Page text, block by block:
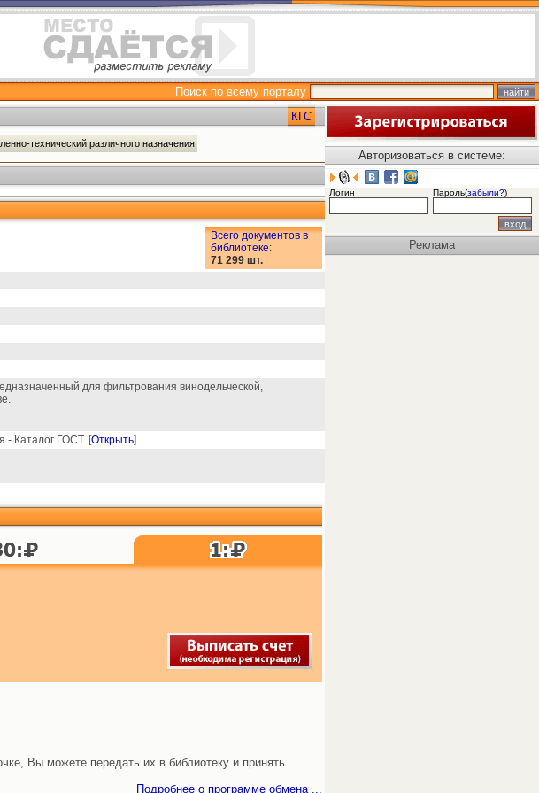
Поиск по всему порталу
КГС
технический различного назначения
Всего документов в
библиотеке:
71 299 шт.
для фильтрования винодельческой,
- Каталог ГОСТ. [Открыть]
Вы можете передать их в библиотеку и принять
Подробнее о программе обмена ...
Авторизоваться в системе:
Логин Пароль(забыли?)
Реклама